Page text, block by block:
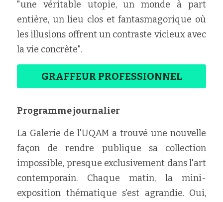
"une véritable utopie, un monde à part
entière, un lieu clos et fantasmagorique où
les illusions offrent un contraste vicieux avec
la vie concrète".
GRAFFEUR PROFESSIONNEL
Programme journalier
La Galerie de l'UQAM a trouvé une nouvelle
façon de rendre publique sa collection
impossible, presque exclusivement dans l'art
contemporain. Chaque matin, la mini-
exposition thématique s'est agrandie. Oui,